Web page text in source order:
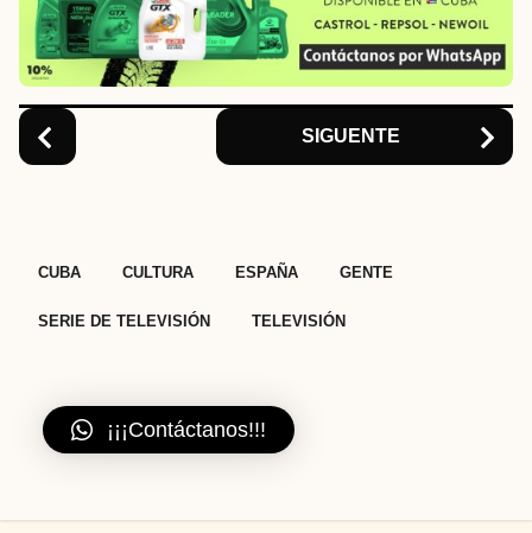
o
n
SIGUENTE
CUBA CULTURA ESPAÑA GENTE
SERIE DE TELEVISIÓN TELEVISIÓN
¡¡¡Contáctanos!!!